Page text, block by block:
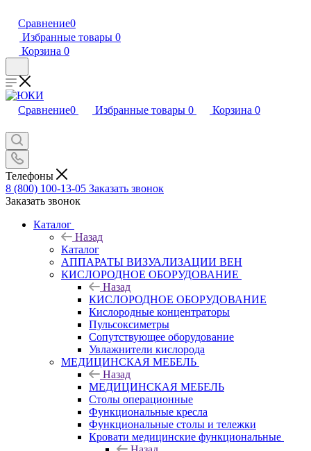
Сравнение0
Избранные товары 0
Корзина 0
Сравнение0 Избранные товары 0 Корзина 0
Телефоны
8 (800) 100-13-05 Заказать звонок
Заказать звонок
Каталог
Назад
Каталог
АППАРАТЫ ВИЗУАЛИЗАЦИИ ВЕН
КИСЛОРОДНОЕ ОБОРУДОВАНИЕ
Назад
КИСЛОРОДНОЕ ОБОРУДОВАНИЕ
Кислородные концентраторы
Пульсоксиметры
Сопутствующее оборудование
Увлажнители кислорода
МЕДИЦИНСКАЯ МЕБЕЛЬ
Назад
МЕДИЦИНСКАЯ МЕБЕЛЬ
Столы операционные
Функциональные кресла
Функциональные столы и тележки
Кровати медицинские функциональные